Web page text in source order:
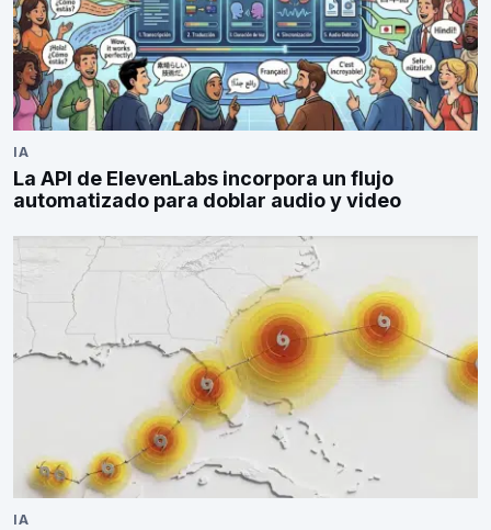
IA
La API de ElevenLabs incorpora un flujo
automatizado para doblar audio y video
IA